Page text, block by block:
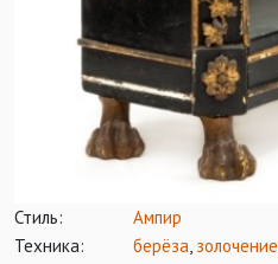
Стиль:
Ампир
Техника:
берёза, золочение